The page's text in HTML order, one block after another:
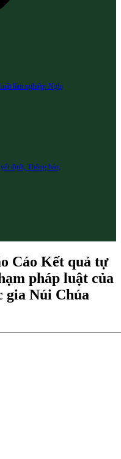
lâm nghiệp; Nghị
định, Thông báo,
Cáo Kết quả tự
pháp luật của
gia Núi Chúa